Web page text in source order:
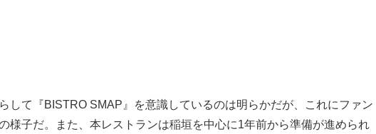
して『BISTRO SMAP』を意識しているのは明らかだが、これにファン
様子だ。また、本レストランは稲垣を中心に1年前から準備が進められ